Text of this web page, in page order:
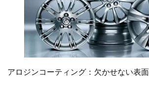
アロジンコーティング：欠かせない表